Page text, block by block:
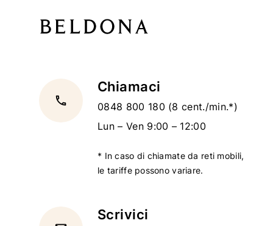
local_phone
Chiamaci
0848 800 180 (8 cent./min.*)
Lun – Ven 9:00 – 12:00
* In caso di chiamate da reti mobili,
le tariffe possono variare.
Scrivici